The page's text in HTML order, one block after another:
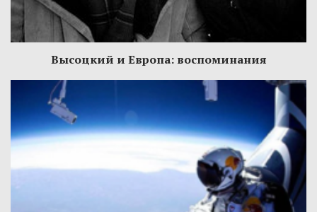
Высоцкий и Европа: воспоминания